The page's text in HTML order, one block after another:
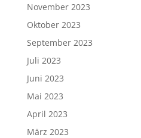
November 2023
Oktober 2023
September 2023
Juli 2023
Juni 2023
Mai 2023
April 2023
März 2023